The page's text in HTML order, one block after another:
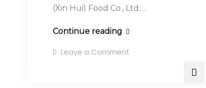
(Xin Hui) Food Co., Ltd.…
Continue reading
Leave a Comment